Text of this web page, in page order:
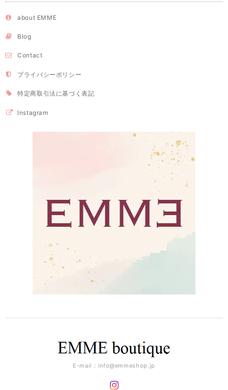
about EMME
Blog
Contact
プライバシーポリシー
特定商取引法に基づく表記
Instagram
E-mail： info@emmeshop.jp